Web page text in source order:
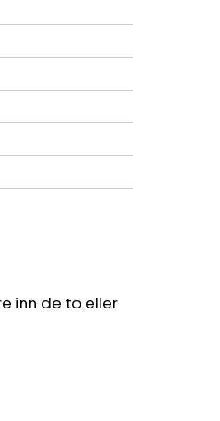
inn de to eller